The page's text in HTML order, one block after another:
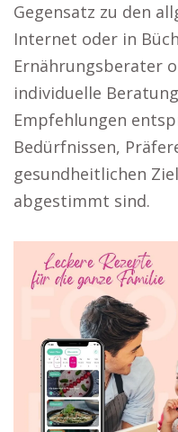
Gegensatz zu den
Internet oder in
Ernährungsberater
individuelle
Empfehlungen
Bedürfnissen,
gesundheitlichen
abgestimmt sind.